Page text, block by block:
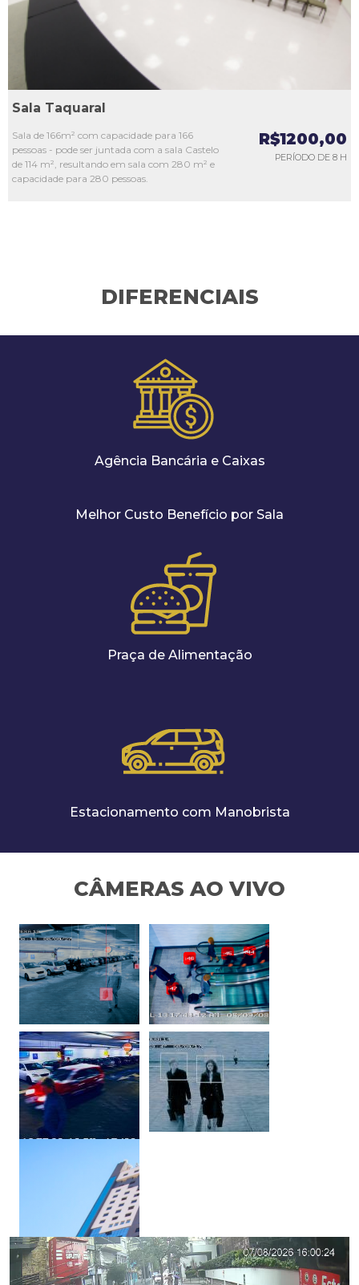
Sala Taquaral
Sala de 166m² com capacidade para 166
pessoas - pode ser juntada com a sala Castelo
de 114 m², resultando em sala com 280 m² e
capacidade para 280 pessoas.
R$1200,00
PERÍODO DE 8 H
DIFERENCIAIS
Agência Bancária e Caixas
Melhor Custo Benefício por Sala
Praça de Alimentação
Estacionamento com Manobrista
CÂMERAS AO VIVO